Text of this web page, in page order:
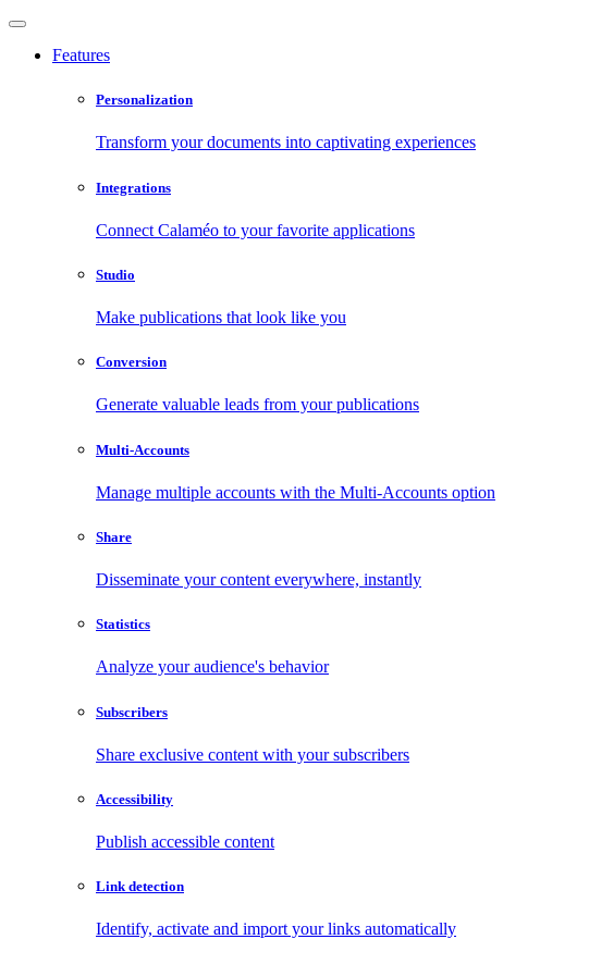
Features
Personalization
Transform your documents into captivating experiences
Integrations
Connect Calaméo to your favorite applications
Studio
Make publications that look like you
Conversion
Generate valuable leads from your publications
Multi-Accounts
Manage multiple accounts with the Multi-Accounts option
Share
Disseminate your content everywhere, instantly
Statistics
Analyze your audience's behavior
Subscribers
Share exclusive content with your subscribers
Accessibility
Publish accessible content
Link detection
Identify, activate and import your links automatically